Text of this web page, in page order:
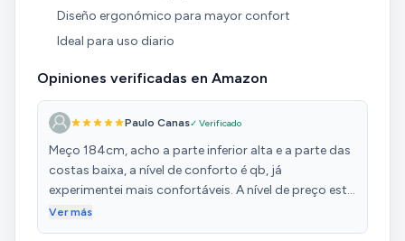
Diseño ergonómico para mayor confort
Ideal para uso diario
Opiniones verificadas en Amazon
Paulo Canas✓ Verificado
Meço 184cm, acho a parte inferior alta e a parte das
costas baixa, a nível de conforto é qb, já
experimentei mais confortáveis. A nível de preço está
razoável tendo em conta que é levanta pessoas e
Ver más